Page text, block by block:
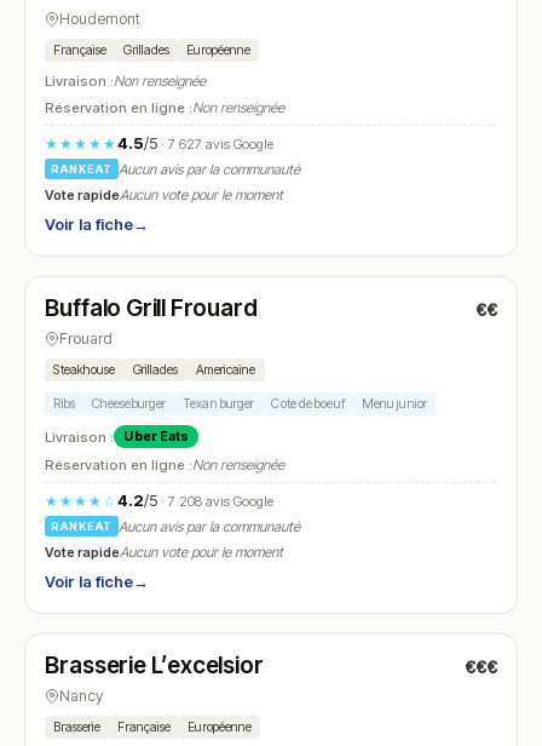
Houdemont
Française Grillades Européenne
Livraison :Non renseignée
Réservation en ligne :Non renseignée
★★★★★4.5/5· 7 627 avis Google
RANKEAT
Aucun avis par la communauté
Vote rapideAucun vote pour le moment
Voir la fiche→
N° 18
Buffalo Grill Frouard €€
Frouard
Steakhouse Grillades Americaine
Ribs Cheeseburger Texan burger Cote de boeuf Menu junior
Livraison : Uber Eats
Réservation en ligne :Non renseignée
★★★★☆4.2/5· 7 208 avis Google
RANKEAT
Aucun avis par la communauté
Vote rapideAucun vote pour le moment
Voir la fiche→
N° 19
Brasserie L’excelsior €€€
Nancy
Brasserie Française Européenne